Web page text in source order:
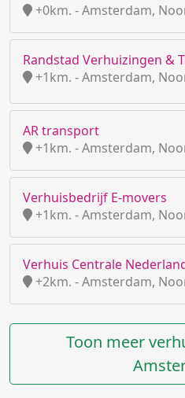
+0km. - Amsterdam,
Randstad Verhuizingen &
+1km. - Amsterdam,
AR transport
+1km. - Amsterdam,
Verhuisbedrijf E-movers
+1km. - Amsterdam,
Verhuis Centrale
+2km. - Amsterdam,
Toon meer